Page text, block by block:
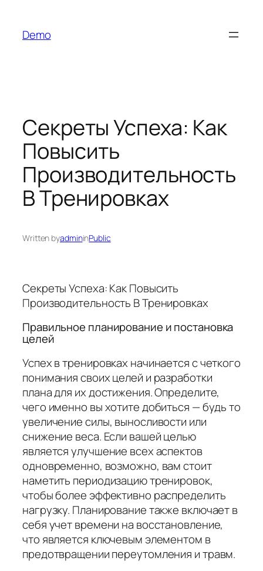
Demo
Секреты Успеха: Как
Повысить
Производительность
В Тренировках
Written byadmininPublic
Секреты Успеха: Как Повысить
Производительность В Тренировках
Правильное планирование и постановка
целей
Успех в тренировках начинается с четкого
понимания своих целей и разработки
плана для их достижения. Определите,
чего именно вы хотите добиться — будь то
увеличение силы, выносливости или
снижение веса. Если вашей целью
является улучшение всех аспектов
одновременно, возможно, вам стоит
наметить периодизацию тренировок,
чтобы более эффективно распределить
нагрузку. Планирование также включает в
себя учет времени на восстановление,
что является ключевым элементом в
предотвращении переутомления и травм.